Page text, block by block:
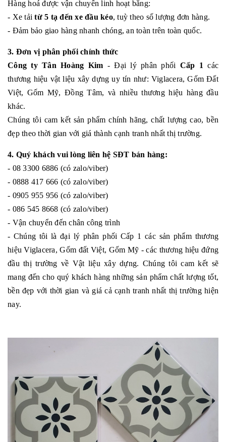
Hàng hoá được vận chuyển linh hoạt bằng:
- Xe tảitừ 5 tạ đến xe đầu kéo, tuỳ theo số lượng đơn hàng.
- Đảm bảo giao hàng nhanh chóng, an toàn trên toàn quốc.
3. Đơn vị phân phối chính thức
Công ty Tân Hoàng Kim - Đại lý phân phối Cấp 1 các
thương hiệu vật liệu xây dựng uy tín như: Viglacera, Gốm Đất
Việt, Gốm Mỹ, Đồng Tâm, và nhiều thương hiệu hàng đầu
khác.
Chúng tôi cam kết sản phẩm chính hãng, chất lượng cao, bền
đẹp theo thời gian với giá thành cạnh tranh nhất thị trường.
4. Quý khách vui lòng liên hệ SĐT bán hàng:
- 08 3300 6886 (có zalo/viber)
- 0888 417 666 (có zalo/viber)
- 0905 955 956 (có zalo/viber)
- 086 545 8668 (có zalo/viber)
- Vận chuyển đến chân công trình
- Chúng tôi là đại lý phân phối Cấp 1 các sản phẩm thương
hiệu Viglacera, Gốm đất Việt, Gốm Mỹ - các thương hiệu đứng
đầu thị trường về Vật liệu xây dựng. Chúng tôi cam kết sẽ
mang đến cho quý khách hàng những sản phẩm chất lượng tốt,
bền đẹp với thời gian và giá cả cạnh tranh nhất thị trường hiện
nay.